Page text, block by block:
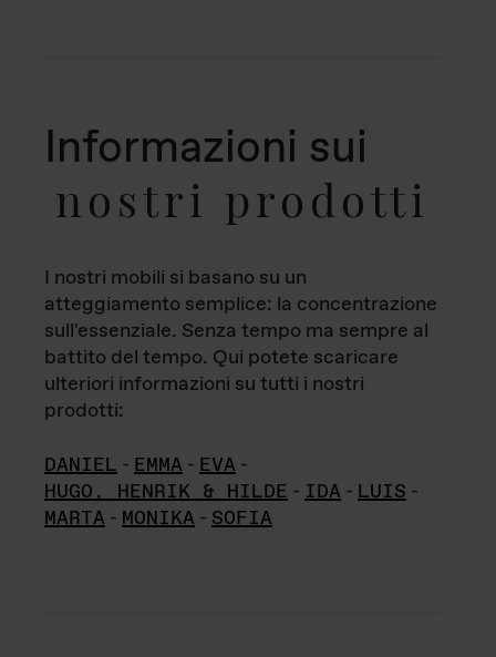
Informazioni sui
nostri prodotti
I nostri mobili si basano su un
atteggiamento semplice: la concentrazione
sull'essenziale. Senza tempo ma sempre al
battito del tempo. Qui potete scaricare
ulteriori informazioni su tutti i nostri
prodotti:
DANIEL - EMMA - EVA -
HUGO, HENRIK & HILDE - IDA - LUIS -
MARTA - MONIKA - SOFIA